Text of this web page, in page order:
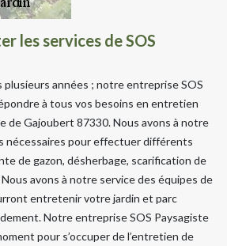
les services de SOS
années ; notre entreprise SOS
à tous vos besoins en entretien
de Gajoubert 87330. Nous avons à notre
nécessaires pour effectuer différents
de gazon, désherbage, scarification de
avons à notre service des équipes de
entretenir votre jardin et parc
Notre entreprise SOS Paysagiste
pour s’occuper de l’entretien de